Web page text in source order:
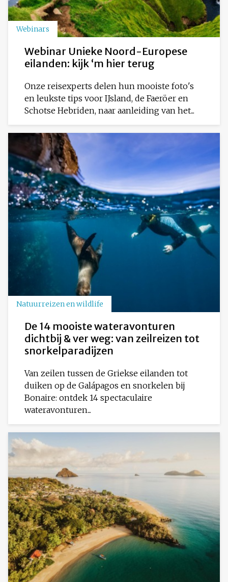
Webinars
Webinar Unieke Noord-Europese
eilanden: kijk ‘m hier terug
Onze reisexperts delen hun mooiste foto's
en leukste tips voor IJsland, de Faeröer en
Schotse Hebriden, naar aanleiding van het...
Natuurreizen en wildlife
De 14 mooiste wateravonturen
dichtbij & ver weg: van zeilreizen tot
snorkelparadijzen
Van zeilen tussen de Griekse eilanden tot
duiken op de Galápagos en snorkelen bij
Bonaire: ontdek 14 spectaculaire
wateravonturen...